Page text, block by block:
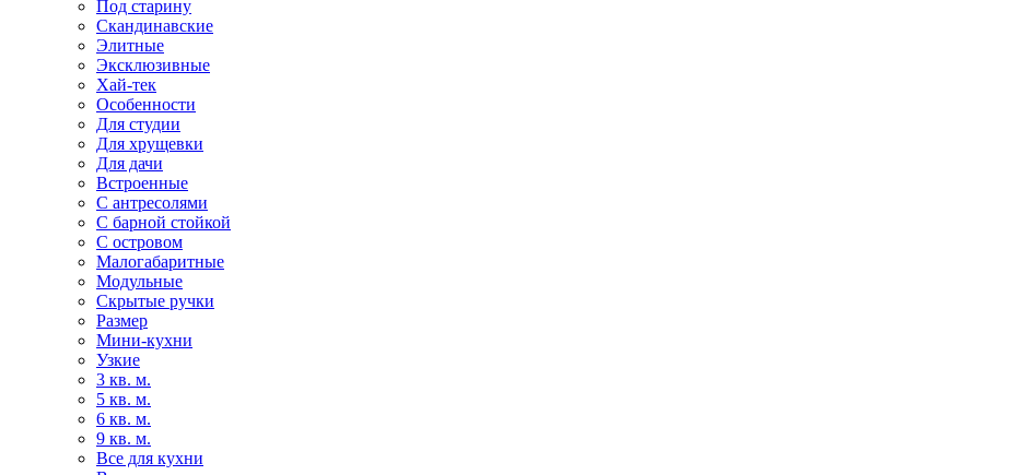
Под старину
Скандинавские
Элитные
Эксклюзивные
Хай-тек
Особенности
Для студии
Для хрущевки
Для дачи
Встроенные
С антресолями
С барной стойкой
С островом
Малогабаритные
Модульные
Скрытые ручки
Размер
Мини-кухни
Узкие
3 кв. м.
5 кв. м.
6 кв. м.
9 кв. м.
Все для кухни